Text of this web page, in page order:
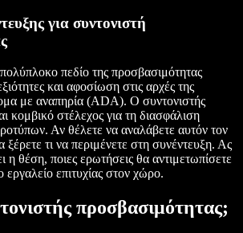
για συντονιστή
πεδίο της προσβασιμότητας
και αφοσίωση στις αρχές της
με αναπηρία (ADA). Ο συντονιστής
κομβικό στέλεχος για τη διασφάλιση
Αν θέλετε να αναλάβετε αυτόν τον
ξέρετε τι να περιμένετε στη συνέντευξη. Ας
η θέση, ποιες ερωτήσεις θα αντιμετωπίσετε
επιτυχίας στον χώρο.
προσβασιμότητας;